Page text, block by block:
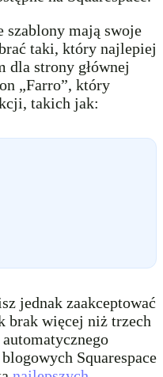
szablony mają swoje
taki, który najlepiej
dla strony głównej
„Farro”, który
takich jak:
jednak zaakceptować
brak więcej niż trzech
Squarespace